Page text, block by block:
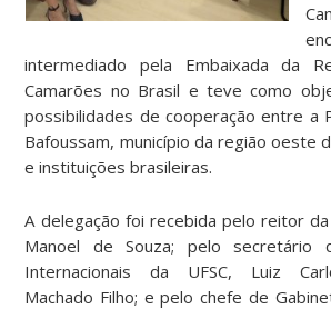
intermediado pela Embaixada da
Camarões no Brasil e teve como
possibilidades de cooperação entre a
Bafoussam, município da região oeste
e instituições brasileiras.
A delegação foi recebida pelo reitor da
Manoel de Souza; pelo secretário
Internacionais da UFSC, Luiz
Machado Filho; e pelo chefe de